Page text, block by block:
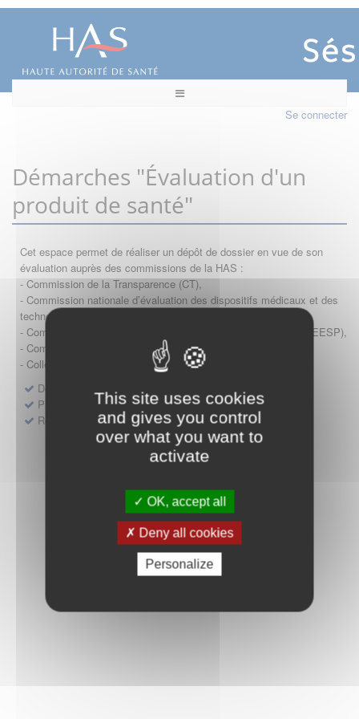
This site uses cookies
and gives you control
over what you want to
activate
OK, accept all
Deny all cookies
Personalize
Se connecter
Démarches "Évaluation d'un
produit de santé"
Cet espace permet de réaliser un dépôt de dossier en vue de son
évaluation auprès des commissions de la HAS :
- Commission de la Transparence (CT),
- Commission nationale d’évaluation des dispositifs médicaux et des
technologies de santé (CNEDiMTS),
- Commission d'évaluation économique et de santé publique (CEESP),
- Commission technique des vaccinations (CTV)
- Collège HAS (Forfait innovation : DM, DM-DIV, actes)
Dépôt d'un dossier pour un produit de santé
Protocoles d'études post-inscription
Rencontres précoces